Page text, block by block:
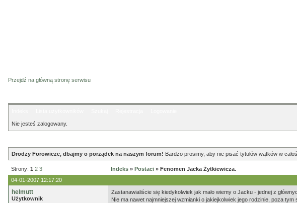
Przejdź na główną stronę serwisu
Nie jesteś zalogowany.
Drodzy Forowicze, dbajmy o porządek na naszym forum! Bardzo prosimy, aby nie pisać tytułów wątków w
Strony: 1 2 3 Indeks » Postaci » Fenomen Jacka Żytkiewicza.
04-01-2007 12:17:20
helmutt
Użytkownik
Zastanawialiście się kiedykolwiek jak mało wiemy o Jacku - jednej z
Nie ma nawet najmniejszej wzmianki o jakiejkolwiek jego rodzinie, poza